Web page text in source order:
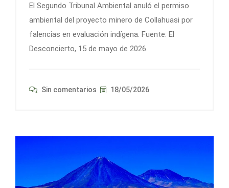
El Segundo Tribunal Ambiental anuló el permiso
ambiental del proyecto minero de Collahuasi por
falencias en evaluación indígena. Fuente: El
Desconcierto, 15 de mayo de 2026.
Sin comentarios 18/05/2026